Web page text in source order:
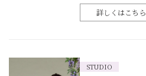
詳しくはこちら
STUDIO